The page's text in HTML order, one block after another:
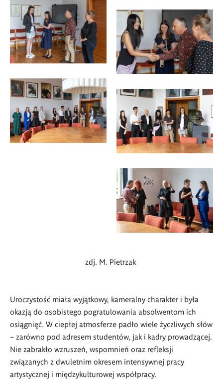
zdj. M. Pietrzak
Uroczystość miała wyjątkowy, kameralny charakter i była
okazją do osobistego pogratulowania absolwentom ich
osiągnięć. W ciepłej atmosferze padło wiele życzliwych słów
– zarówno pod adresem studentów, jak i kadry prowadzącej.
Nie zabrakło wzruszeń, wspomnień oraz refleksji
związanych z dwuletnim okresem intensywnej pracy
artystycznej i międzykulturowej współpracy.